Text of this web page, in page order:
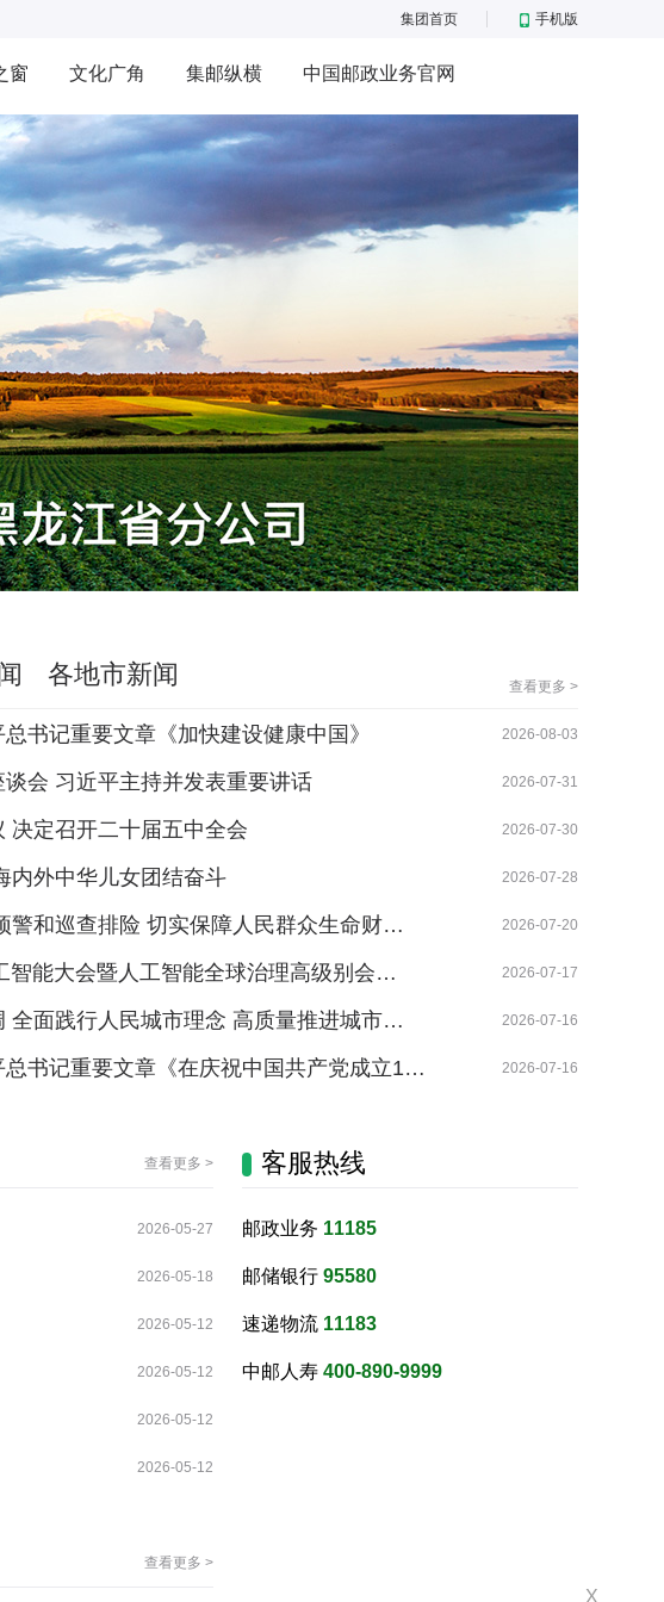
集团首页 手机版
窗 文化广角 集邮纵横 中国邮政业务官网
各地市新闻 查看更多 >
书记重要文章《加快建设健康中国》 2026-08-03
会 习近平主持并发表重要讲话 2026-07-31
决定召开二十届五中全会 2026-07-30
内外中华儿女团结奋斗 2026-07-28
警和巡查排险 切实保障人民群众生命财… 2026-07-20
智能大会暨人工智能全球治理高级别会… 2026-07-17
全面践行人民城市理念 高质量推进城市… 2026-07-16
总书记重要文章《在庆祝中国共产党成立1… 2026-07-16
查看更多 >
2026-05-27
2026-05-18
2026-05-12
2026-05-12
2026-05-12
2026-05-12
查看更多 >
客服热线
邮政业务 11185
邮储银行 95580
速递物流 11183
中邮人寿 400-890-9999
X